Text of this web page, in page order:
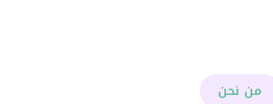
من نحن